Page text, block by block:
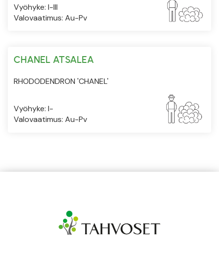
Vyöhyke: I-III
Valovaatimus: Au-Pv
CHANEL ATSALEA
RHODODENDRON 'CHANEL'
Vyöhyke: I-
Valovaatimus: Au-Pv